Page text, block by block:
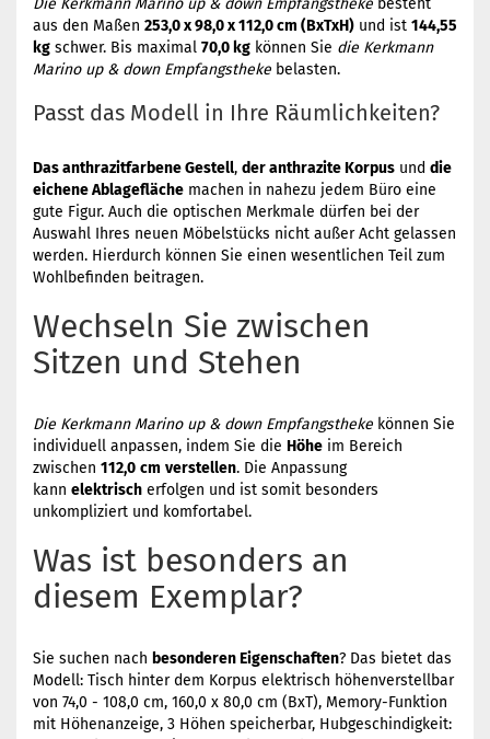
Die Kerkmann Marino up & down Empfangstheke besteht
aus den Maßen 253,0 x 98,0 x 112,0 cm (BxTxH) und ist 144,55
kg schwer. Bis maximal 70,0 kg können Sie die Kerkmann
Marino up & down Empfangstheke belasten.
Passt das Modell in Ihre Räumlichkeiten?
Das anthrazitfarbene Gestell, der anthrazite Korpus und die
eichene Ablagefläche machen in nahezu jedem Büro eine
gute Figur. Auch die optischen Merkmale dürfen bei der
Auswahl Ihres neuen Möbelstücks nicht außer Acht gelassen
werden. Hierdurch können Sie einen wesentlichen Teil zum
Wohlbefinden beitragen.
Wechseln Sie zwischen
Sitzen und Stehen
Die Kerkmann Marino up & down Empfangstheke können Sie
individuell anpassen, indem Sie die Höhe im Bereich
zwischen 112,0 cm verstellen. Die Anpassung
kann elektrisch erfolgen und ist somit besonders
unkompliziert und komfortabel.
Was ist besonders an
diesem Exemplar?
Sie suchen nach besonderen Eigenschaften? Das bietet das
Modell: Tisch hinter dem Korpus elektrisch höhenverstellbar
von 74,0 - 108,0 cm, 160,0 x 80,0 cm (BxT), Memory-Funktion
mit Höhenanzeige, 3 Höhen speicherbar, Hubgeschindigkeit: